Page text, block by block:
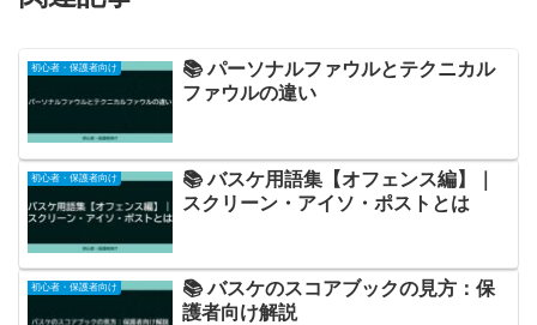
初心者・保護者向け
📚 パーソナルファウルとテクニカル
ファウルの違い
初心者・保護者向け
📚 バスケ用語集【オフェンス編】｜
スクリーン・アイソ・ポストとは
初心者・保護者向け
📚 バスケのスコアブックの見方：保
護者向け解説